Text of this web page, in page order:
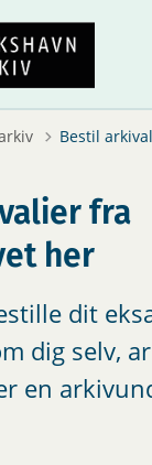
Bestil
fra
her
dit
dig selv,
en